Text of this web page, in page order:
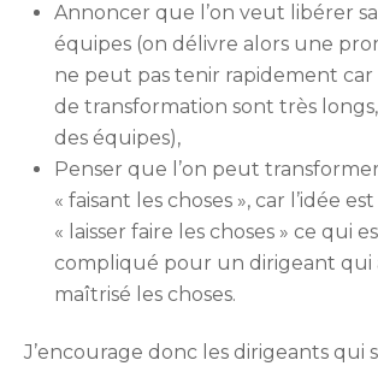
Annoncer que l’on veut libérer
équipes (on délivre alors une
ne peut pas tenir rapidement car
de transformation sont très
des équipes),
Penser que l’on peut
« faisant les choses », car l’idée
« laisser faire les choses » ce qui
compliqué pour un dirigeant qui
maîtrisé les choses.
J’encourage donc les dirigeants qui